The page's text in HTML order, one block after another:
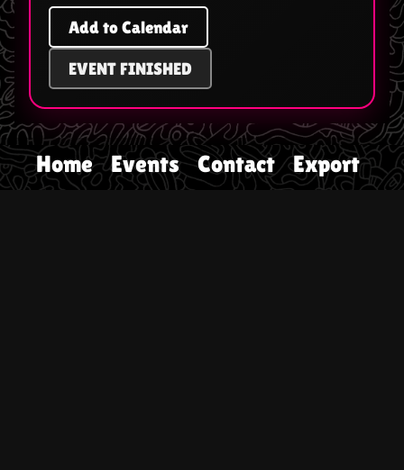
Add to Calendar
EVENT FINISHED
Home Events Contact Export